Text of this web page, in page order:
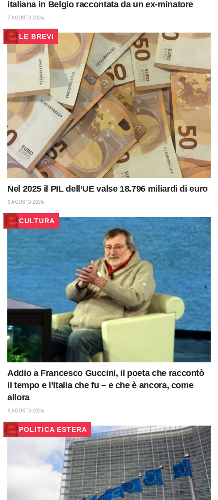
italiana in Belgio raccontata da un ex-minatore
7 AGOSTO 2026
LE BREVI
Nel 2025 il PIL dell’UE valse 18.796 miliardi di euro
6 AGOSTO 2026
CULTURA
Addio a Francesco Guccini, il poeta che raccontò
il tempo e l’Italia che fu – e che è ancora, come
allora
6 AGOSTO 2026
POLITICA ESTERA